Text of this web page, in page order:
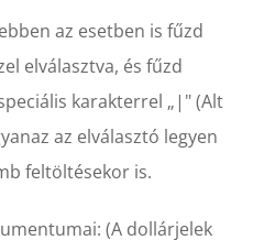
az esetben is fűzd
elválasztva, és fűzd
karakterrel „|" (Alt
az elválasztó legyen
feltöltésekor is.
(A dollárjelek